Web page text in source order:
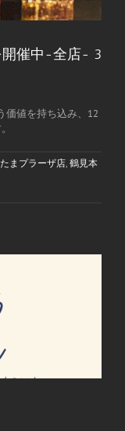
開催中-全店- 3
価値を持ち込み、12
たまプラーザ店, 鶴見本